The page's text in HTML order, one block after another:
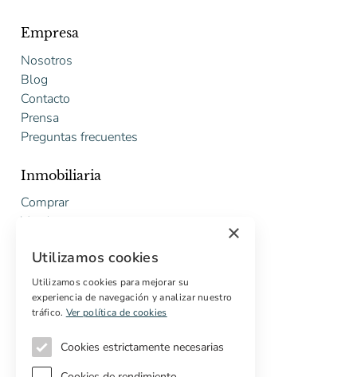
Empresa
Nosotros
Blog
Contacto
Prensa
Preguntas frecuentes
Inmobiliaria
Comprar
Vender
Presupuesto gratuito de rehabilitación
Servicios
Marketing digital
Propiedades off-market
Servicios para compradores
×
Utilizamos cookies
Utilizamos cookies para mejorar su
experiencia de navegación y analizar nuestro
tráfico. Ver política de cookies
Cookies estrictamente necesarias